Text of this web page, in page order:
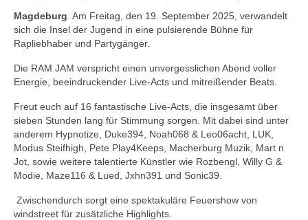
Magdeburg . Am Freitag, den 19. September 2025, verwandelt
sich die Insel der Jugend in eine pulsierende Bühne für
Rapliebhaber und Partygänger.
Die RAM JAM verspricht einen unvergesslichen Abend voller
Energie, beeindruckender Live-Acts und mitreißender Beats.
Freut euch auf 16 fantastische Live-Acts, die insgesamt über
sieben Stunden lang für Stimmung sorgen. Mit dabei sind unter
anderem Hypnotize, Duke394, Noah068 & Leo06acht, LUK,
Modus Steifhigh, Pete Play4Keeps, Macherburg Muzik, Mart n
Jot, sowie weitere talentierte Künstler wie Rozbengl, Willy G &
Modie, Maze116 & Lued, Jxhn391 und Sonic39.
Zwischendurch sorgt eine spektakuläre Feuershow von
windstreet für zusätzliche Highlights.